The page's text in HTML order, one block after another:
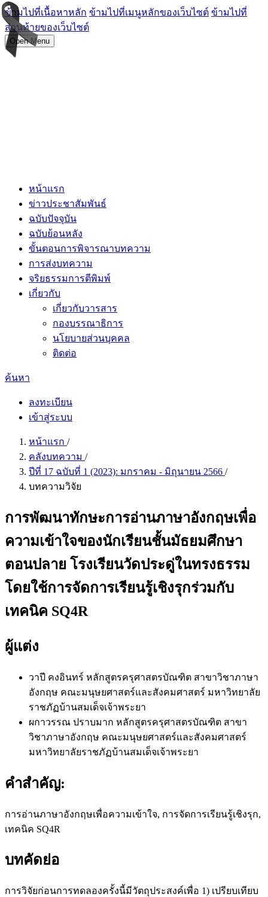
ข้ามไปที่เนื้อหาหลัก ข้ามไปที่เมนูหลักของเว็บไซต์ ข้ามไปที่
ส่วนท้ายของเว็บไซต์
Open Menu
หน้าแรก
ข่าวประชาสัมพันธ์
ฉบับปัจจุบัน
ฉบับย้อนหลัง
ขั้นตอนการพิจารณาบทความ
การส่งบทความ
จริยธรรมการตีพิมพ์
เกี่ยวกับ
เกี่ยวกับวารสาร
กองบรรณาธิการ
นโยบายส่วนบุคคล
ติดต่อ
ค้นหา
ลงทะเบียน
เข้าสู่ระบบ
หน้าแรก /
คลังบทความ /
ปีที่ 17 ฉบับที่ 1 (2023): มกราคม - มิถุนายน 2566 /
บทความวิจัย
การพัฒนาทักษะการอ่านภาษาอังกฤษเพื่อ
ความเข้าใจของนักเรียนชั้นมัธยมศึกษา
ตอนปลาย โรงเรียนวัดประดู่ในทรงธรรม
โดยใช้การจัดการเรียนรู้เชิงรุกร่วมกับ
เทคนิค SQ4R
ผู้แต่ง
วาปี คงอินทร์ หลักสูตรครุศาสตรบัณฑิต สาขาวิชาภาษา
อังกฤษ คณะมนุษยศาสตร์และสังคมศาสตร์ มหาวิทยาลัย
ราชภัฏบ้านสมเด็จเจ้าพระยา
ผกาวรรณ ปราบมาก หลักสูตรครุศาสตรบัณฑิต สาขา
วิชาภาษาอังกฤษ คณะมนุษยศาสตร์และสังคมศาสตร์
มหาวิทยาลัยราชภัฏบ้านสมเด็จเจ้าพระยา
คำสำคัญ:
การอ่านภาษาอังกฤษเพื่อความเข้าใจ, การจัดการเรียนรู้เชิงรุก,
เทคนิค SQ4R
บทคัดย่อ
การวิจัยก่อนการทดลองครั้งนี้มีวัตถุประสงค์เพื่อ 1) เปรียบเทียบ